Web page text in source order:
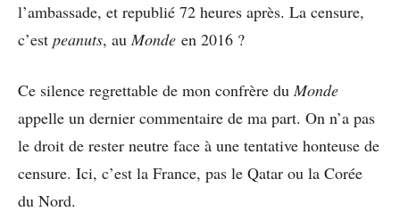
l’ambassade, et republié 72 heures après. La censure,
c’est peanuts, auMonde en 2016 ?
Ce silence regrettable de mon confrère duMonde
appelle un dernier commentaire de ma part. On n’a pas
le droit de rester neutre face à une tentative honteuse de
censure. Ici, c’est la France, pas le Qatar ou la Corée
du Nord.